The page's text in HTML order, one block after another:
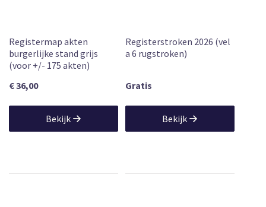
Registermap akten
burgerlijke stand grijs
(voor +/- 175 akten)
€ 36,00
Bekijk
Registerstroken 2026 (vel
a 6 rugstroken)
Gratis
Bekijk